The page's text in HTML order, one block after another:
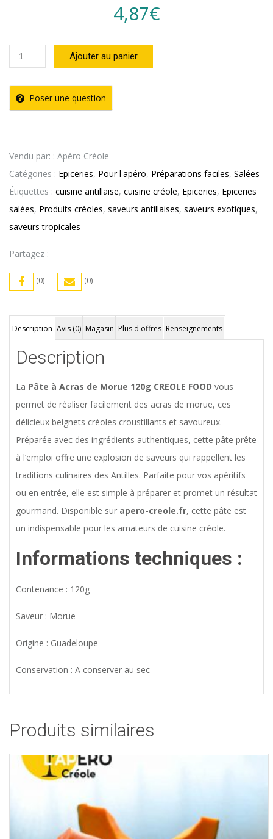
4,87€
quantité
de
Pâte
à
Morue
CREOLE
FOOD
120g
Ajouter au panier
Poser une question
Vendu par: : Apéro Créole
Catégories : Epiceries, Pour l'apéro, Préparations faciles, Salées
Étiquettes : cuisine antillaise, cuisine créole, Epiceries, Epiceries
salées, Produits créoles, saveurs antillaises, saveurs exotiques,
saveurs tropicales
Partagez :
(0) (0)
Description Avis (0) Magasin Plus d'offres Renseignements
Description
La Pâte à Acras de Morue 120g CREOLE FOOD vous
permet de réaliser facilement des acras de morue, ces
délicieux beignets créoles croustillants et savoureux.
Préparée avec des ingrédients authentiques, cette pâte prête
à l’emploi offre une explosion de saveurs qui rappellent les
traditions culinaires des Antilles. Parfaite pour vos apéritifs
ou en entrée, elle est simple à préparer et promet un résultat
gourmand. Disponible sur apero-creole.fr, cette pâte est
un indispensable pour les amateurs de cuisine créole.
Informations techniques :
Contenance : 120g
Saveur : Morue
Origine : Guadeloupe
Conservation : A conserver au sec
Produits similaires